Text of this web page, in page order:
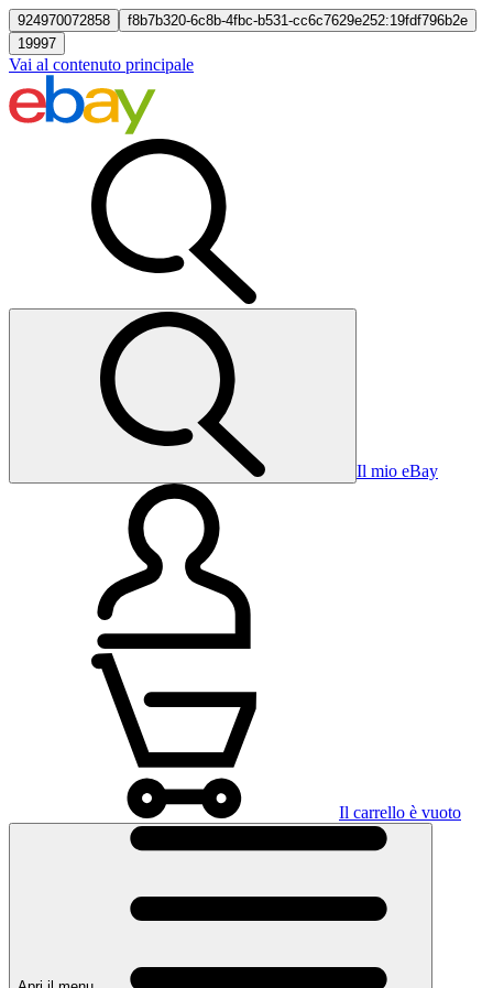
924970072858
f8b7b320-6c8b-4fbc-b531-cc6c7629e252:19fdf796b2e
19997
Vai al contenuto principale
Il mio eBay
Il carrello è vuoto